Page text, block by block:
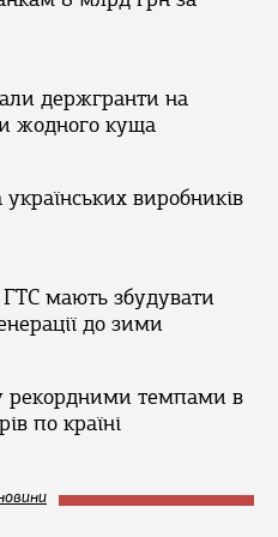
держгранти на
жодного куща
виробників
ГТС мають збудувати
до зими
рекордними темпами в
по країні